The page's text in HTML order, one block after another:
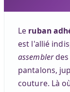
Le ruban
est l'allié
assemblerdes
pantalons,
couture. Là